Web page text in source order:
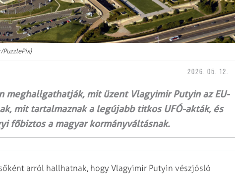
PuzzlePix)
2026. 05. 12.
meghallgathatják, mit üzent Vlagyimir Putyin az EU-
mit tartalmaznak a legújabb titkos UFÓ-akták, és
főbiztos a magyar kormányváltásnak.
arról hallhatnak, hogy Vlagyimir Putyin vészjósló